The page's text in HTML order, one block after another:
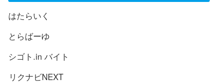
はたらいく
とらばーゆ
シゴト.in バイト
リクナビNEXT